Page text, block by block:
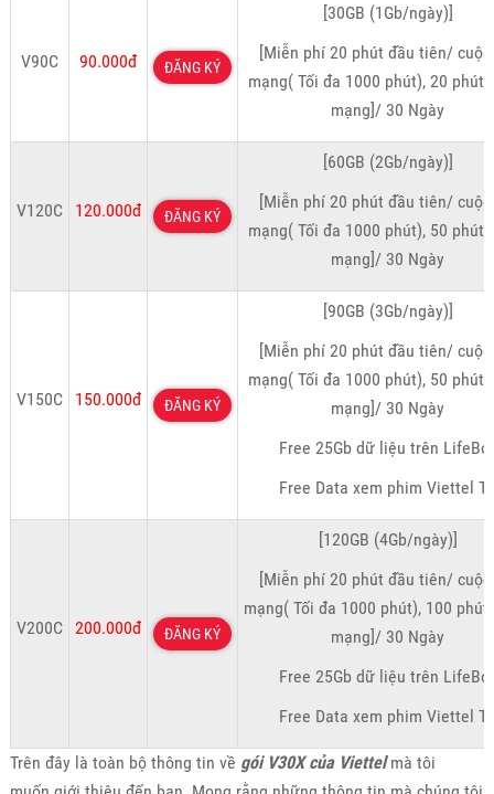
V90C 90.000đ ĐĂNG KÝ
[30GB (1Gb/ngày)]
[Miễn phí 20 phút đầu tiên/
mạng( Tối đa 1000 phút), 20 phút
mạng]/ 30 Ngày
V120C 120.000đ ĐĂNG KÝ
[60GB (2Gb/ngày)]
[Miễn phí 20 phút đầu tiên/
mạng( Tối đa 1000 phút), 50 phút
mạng]/ 30 Ngày
V150C 150.000đ ĐĂNG KÝ
[90GB (3Gb/ngày)]
[Miễn phí 20 phút đầu tiên/
mạng( Tối đa 1000 phút), 50 phút
mạng]/ 30 Ngày
Free 25Gb dữ liệu trên
Free Data xem phim Viettel
V200C 200.000đ ĐĂNG KÝ
[120GB (4Gb/ngày)]
[Miễn phí 20 phút đầu tiên/
mạng( Tối đa 1000 phút), 100 phút
mạng]/ 30 Ngày
Free 25Gb dữ liệu trên
Free Data xem phim Viettel
Trên đây là toàn bộ thông tin về gói V30X của Viettelmà tôi